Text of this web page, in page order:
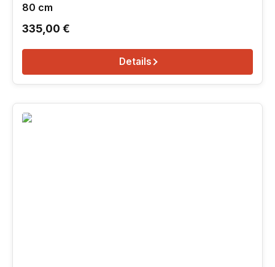
80 cm
Regulärer Preis:
335,00 €
Details